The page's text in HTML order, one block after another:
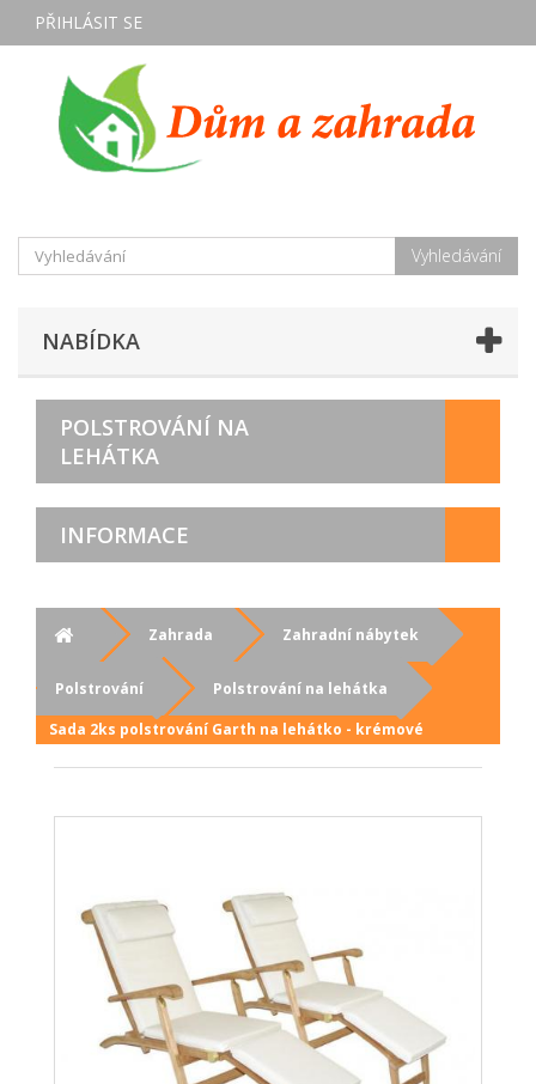
PŘIHLÁSIT SE
Vyhledávání
NABÍDKA
POLSTROVÁNÍ NA
LEHÁTKA
INFORMACE
Zahrada Zahradní nábytek
Polstrování
Polstrování na lehátka
Sada 2ks polstrování Garth na lehátko - krémové